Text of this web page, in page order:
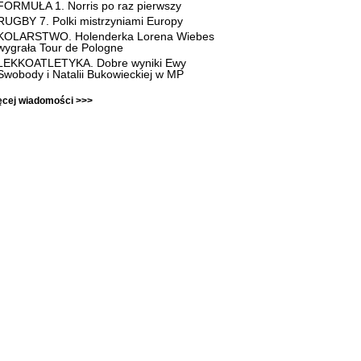
1. Norris po raz pierwszy
7. Polki mistrzyniami Europy
Holenderka Lorena Wiebes
Tour de Pologne
Dobre wyniki Ewy
i Natalii Bukowieckiej w MP
wiadomości >>>